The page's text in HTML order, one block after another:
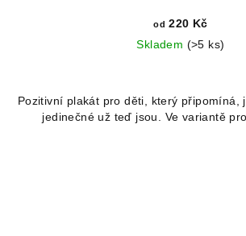
od 220 Kč
Skladem (>5 ks)
Pozitivní plakát pro děti, který připomíná,
jedinečné už teď jsou. Ve variantě